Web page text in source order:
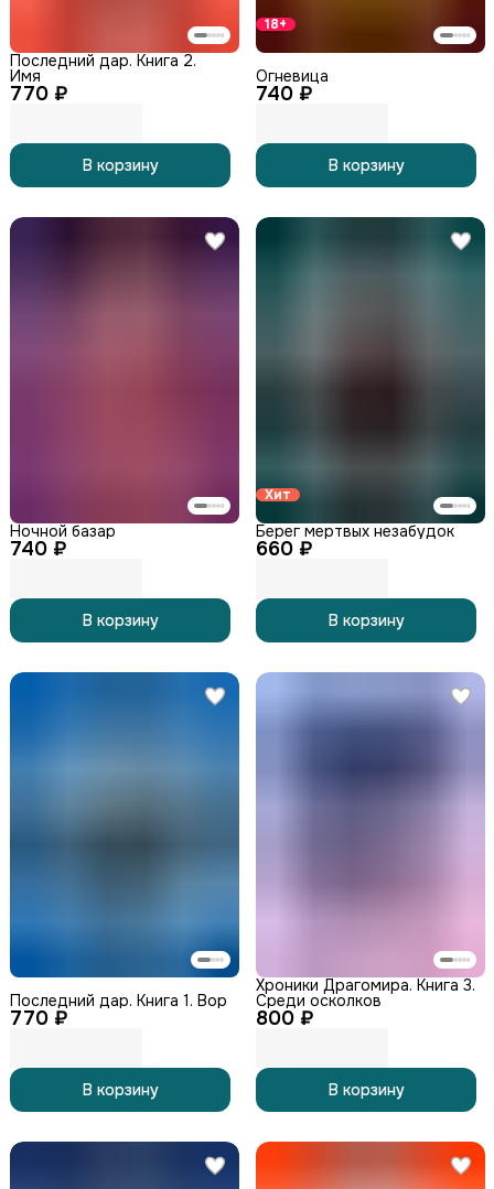
770 ₽
Последний дар. Книга 2.
Имя
В корзину
18+
740 ₽
Огневица
В корзину
740 ₽
Ночной базар
В корзину
Хит
660 ₽
Берег мертвых незабудок
В корзину
770 ₽
Последний дар. Книга 1. Вор
В корзину
800 ₽
Хроники Драгомира. Книга 3.
Среди осколков
В корзину